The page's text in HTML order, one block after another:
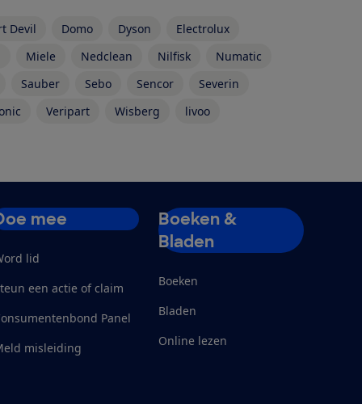
Devil Domo Dyson
Electrolux
Miele Nedclean Nilfisk
Numatic
Sauber
Sebo Sencor
Severin
Veripart Wisberg livoo
mee
lid
een actie of claim
Panel
misleiding
Boeken &
Bladen
Boeken
Bladen
Online lezen